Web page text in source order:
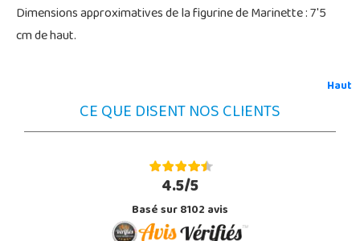
Dimensions approximatives de la figurine de Marinette : 7'5
cm de haut.
Haut
CE QUE DISENT NOS CLIENTS
4.5/5
Basé sur 8102 avis